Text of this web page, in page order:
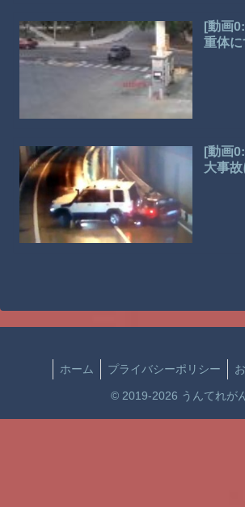
[動画
重体に
[動画
大事故
ホーム プライバシーポリシー
© 2019-2026 うんてれが